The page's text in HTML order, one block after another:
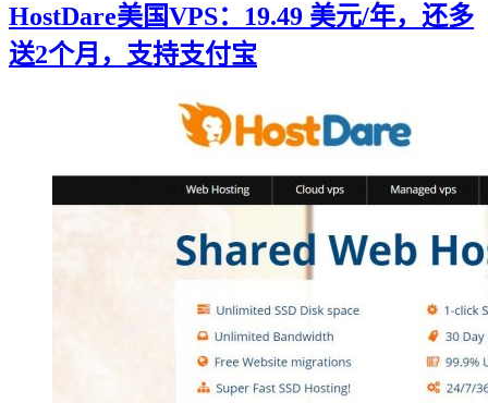
HostDare美国VPS：19.49 美元/年，还多
送2个月，支持支付宝